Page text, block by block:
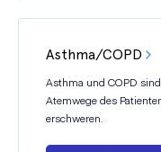
Asthma/COPD
Asthma und COPD
Atemwege des
erschweren.